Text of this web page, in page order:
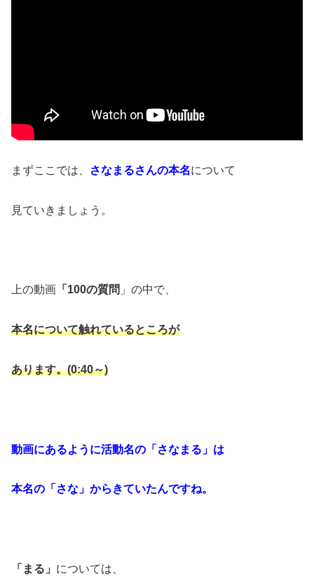
まずここでは、 さなまるさんの本名について
見ていきましょう。
上の動画 「100の質問 」の中で、
本名について触れているところが
あります。(0:40～)
動画にあるように活動名の「さなまる」は
本名の「さな」からきていたんですね。
「まる」 については、